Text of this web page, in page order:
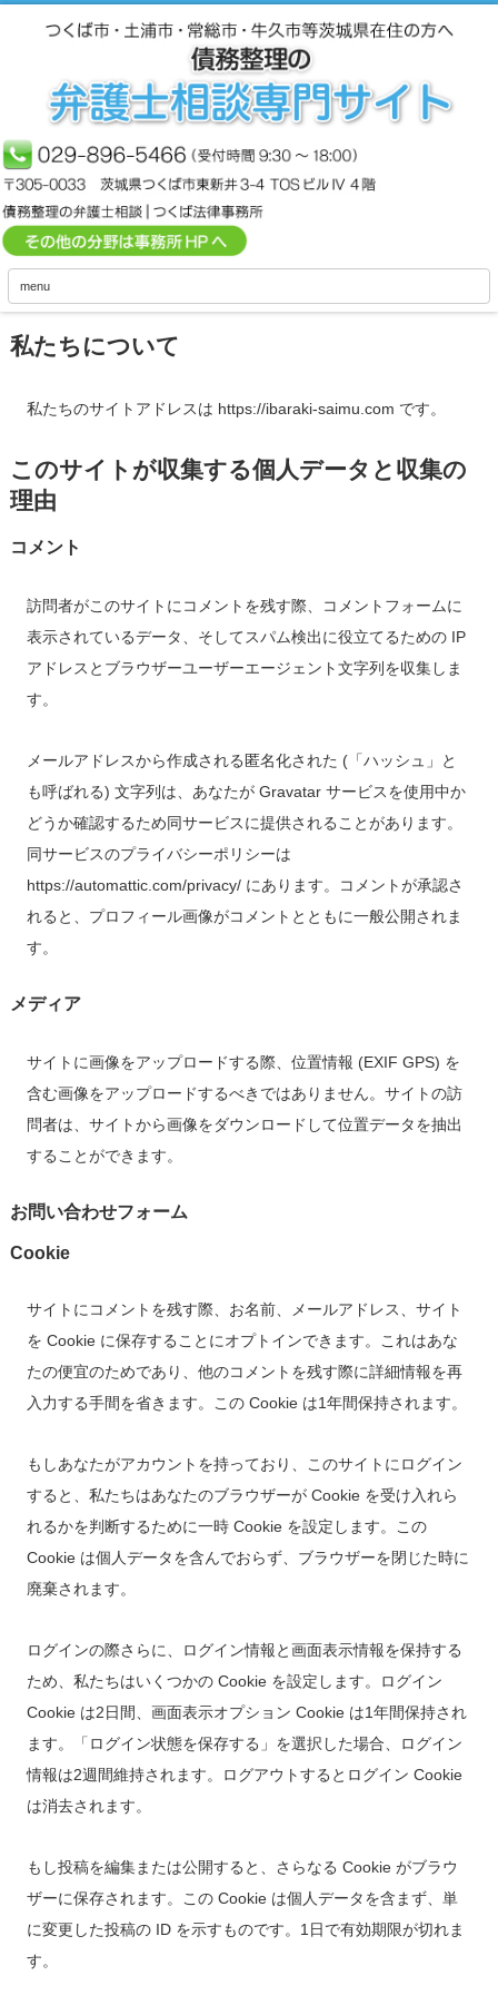
menu
私たちについて
私たちのサイトアドレスは https://ibaraki-saimu.com です。
このサイトが収集する個人データと収集の
理由
コメント
訪問者がこのサイトにコメントを残す際、コメントフォームに
表示されているデータ、そしてスパム検出に役立てるための IP
アドレスとブラウザーユーザーエージェント文字列を収集しま
す。
メールアドレスから作成される匿名化された (「ハッシュ」と
も呼ばれる) 文字列は、あなたが Gravatar サービスを使用中か
どうか確認するため同サービスに提供されることがあります。
同サービスのプライバシーポリシーは
https://automattic.com/privacy/ にあります。コメントが承認さ
れると、プロフィール画像がコメントとともに一般公開されま
す。
メディア
サイトに画像をアップロードする際、位置情報 (EXIF GPS) を
含む画像をアップロードするべきではありません。サイトの訪
問者は、サイトから画像をダウンロードして位置データを抽出
することができます。
お問い合わせフォーム
Cookie
サイトにコメントを残す際、お名前、メールアドレス、サイト
を Cookie に保存することにオプトインできます。これはあな
たの便宜のためであり、他のコメントを残す際に詳細情報を再
入力する手間を省きます。この Cookie は1年間保持されます。
もしあなたがアカウントを持っており、このサイトにログイン
すると、私たちはあなたのブラウザーが Cookie を受け入れら
れるかを判断するために一時 Cookie を設定します。この
Cookie は個人データを含んでおらず、ブラウザーを閉じた時に
廃棄されます。
ログインの際さらに、ログイン情報と画面表示情報を保持する
ため、私たちはいくつかの Cookie を設定します。ログイン
Cookie は2日間、画面表示オプション Cookie は1年間保持され
ます。「ログイン状態を保存する」を選択した場合、ログイン
情報は2週間維持されます。ログアウトするとログイン Cookie
は消去されます。
もし投稿を編集または公開すると、さらなる Cookie がブラウ
ザーに保存されます。この Cookie は個人データを含まず、単
に変更した投稿の ID を示すものです。1日で有効期限が切れま
す。